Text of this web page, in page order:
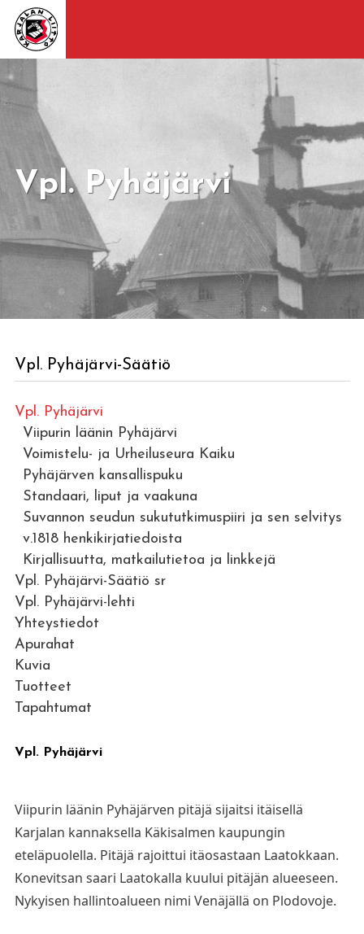
Vpl. Pyhäjärvi
Vpl. Pyhäjärvi-Säätiö
Vpl. Pyhäjärvi
Viipurin läänin Pyhäjärvi
Voimistelu- ja Urheiluseura Kaiku
Pyhäjärven kansallispuku
Standaari, liput ja vaakuna
Suvannon seudun sukututkimuspiiri ja sen selvitys
v.1818 henkikirjatiedoista
Kirjallisuutta, matkailutietoa ja linkkejä
Vpl. Pyhäjärvi-Säätiö sr
Vpl. Pyhäjärvi-lehti
Yhteystiedot
Apurahat
Kuvia
Tuotteet
Tapahtumat
Vpl. Pyhäjärvi
Viipurin läänin Pyhäjärven pitäjä sijaitsi itäisellä
Karjalan kannaksella Käkisalmen kaupungin
eteläpuolella. Pitäjä rajoittui itäosastaan Laatokkaan.
Konevitsan saari Laatokalla kuului pitäjän alueeseen.
Nykyisen hallintoalueen nimi Venäjällä on Plodovoje.